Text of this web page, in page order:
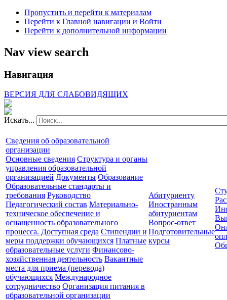
Пропустить и перейти к материалам
Перейти к Главной навигации и Войти
Перейти к дополнительной информации
Nav view search
Навигация
ВЕРСИЯ ДЛЯ СЛАБОВИДЯЩИХ
Искать...
Сведения об образовательной
организации
Основные сведения Структура и органы
управления образовательной
организацией Документы Образование
Образовательные стандарты и
требования Руководство
Педагогический состав Материально-
техническое обеспечение и
оснащенность образовательного
процесса. Доступная среда Стипендии и
меры поддержки обучающихся Платные
образовательные услуги Финансово-
хозяйственная деятельность Вакантные
места для приема (перевода)
обучающихся Международное
сотрудничество Организация питания в
образовательной организации
Абитуриенту
Иностранным
абитуриентам
Вопрос-ответ
Подготовительные
курсы